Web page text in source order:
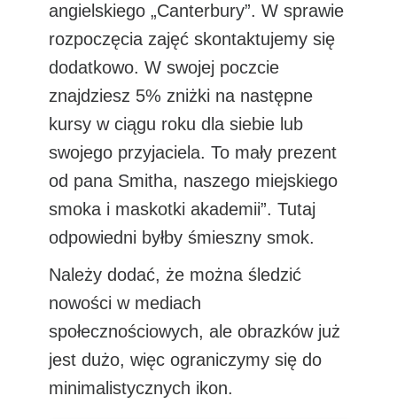
angielskiego „Canterbury”. W sprawie
rozpoczęcia zajęć skontaktujemy się
dodatkowo. W swojej poczcie
znajdziesz 5% zniżki na następne
kursy w ciągu roku dla siebie lub
swojego przyjaciela. To mały prezent
od pana Smitha, naszego miejskiego
smoka i maskotki akademii”. Tutaj
odpowiedni byłby śmieszny smok.
Należy dodać, że można śledzić
nowości w mediach
społecznościowych, ale obrazków już
jest dużo, więc ograniczymy się do
minimalistycznych ikon.